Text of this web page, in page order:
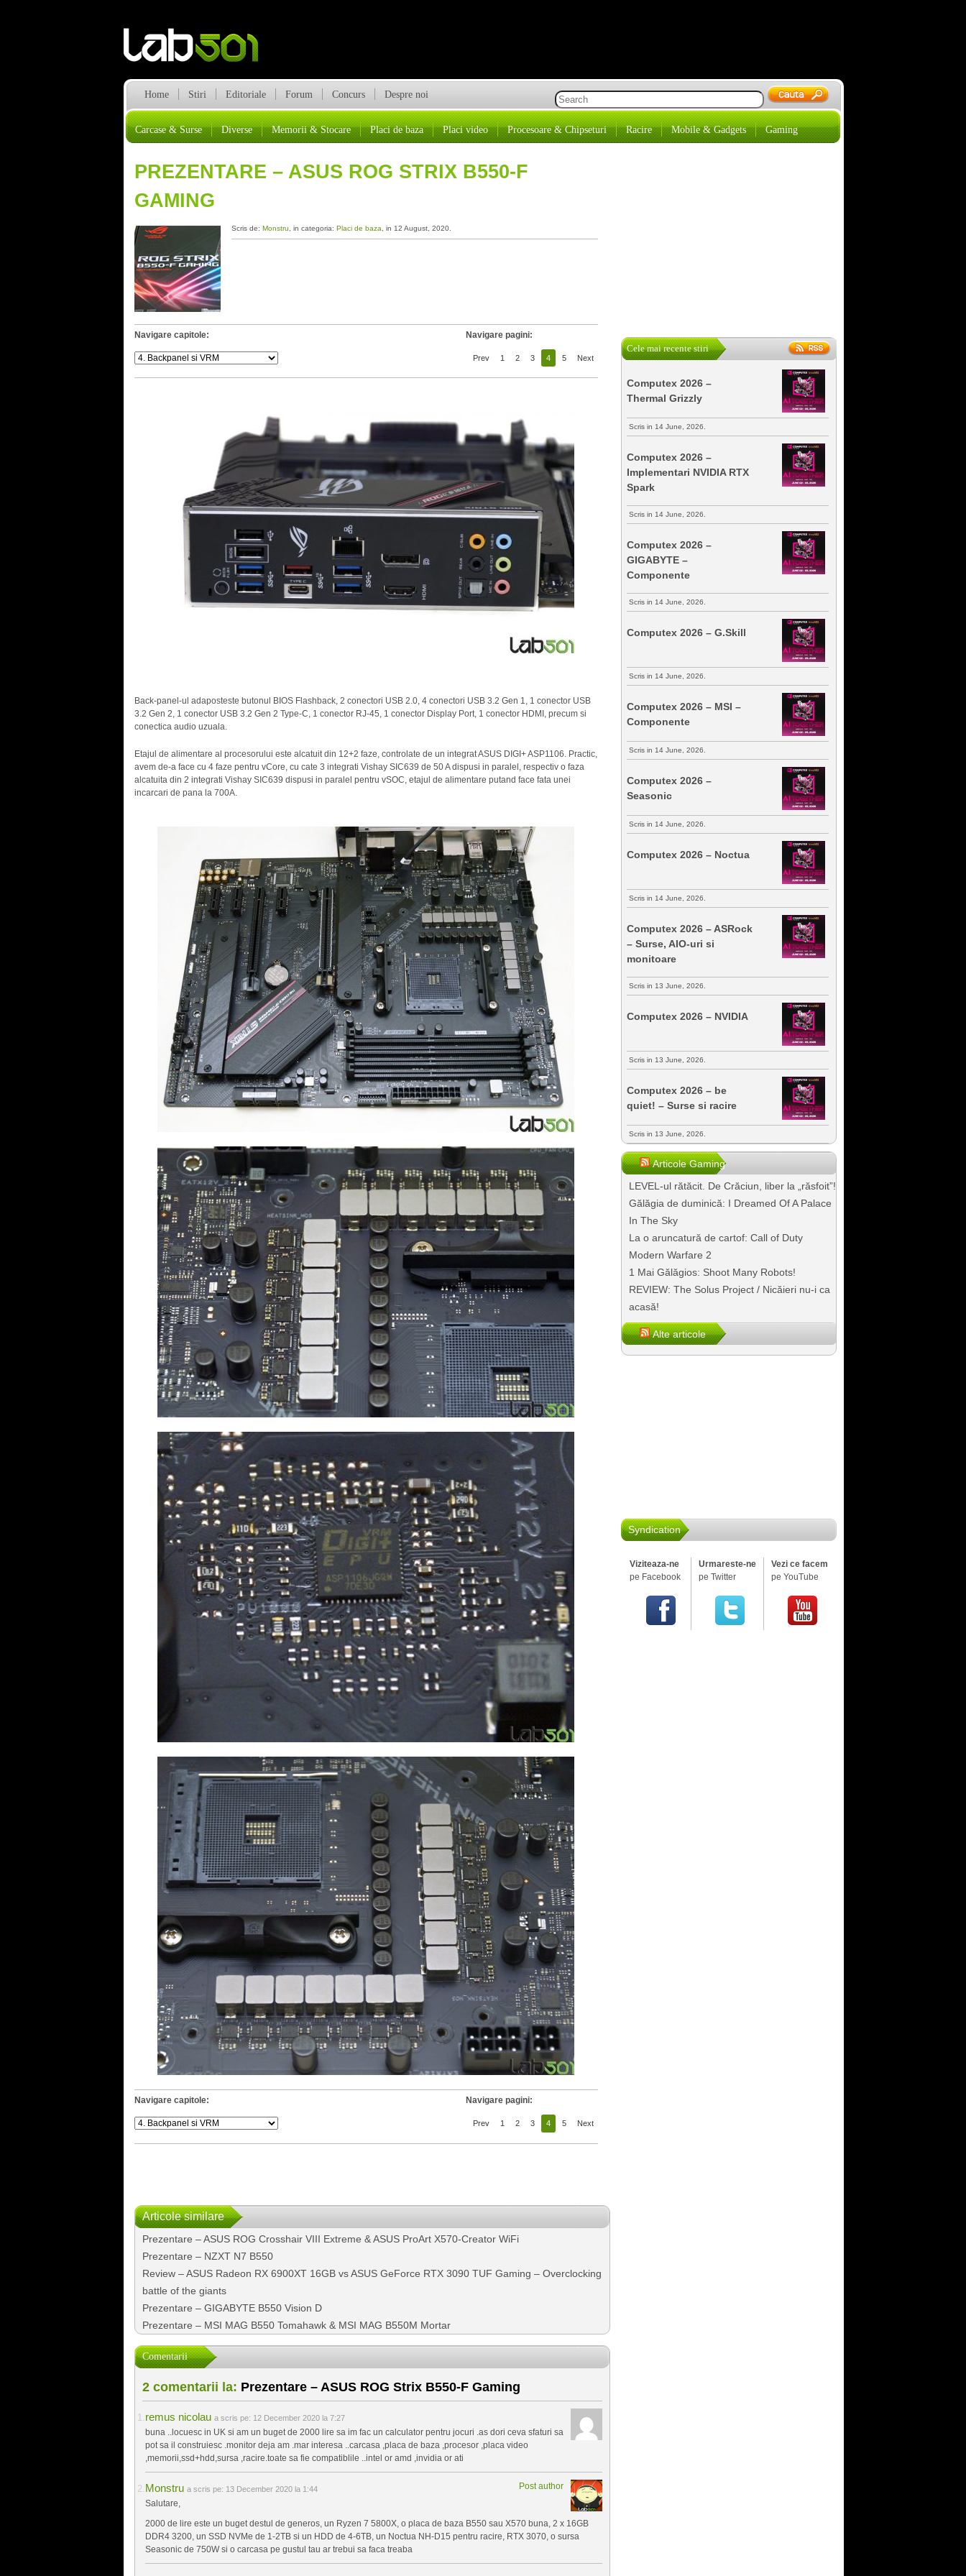
Home Stiri Editoriale Forum Concurs Despre noi
Carcase & Surse Diverse Memorii & Stocare Placi de baza Placi video Procesoare & Chipseturi Racire Mobile & Gadgets Gaming
PREZENTARE – ASUS ROG STRIX B550-F
GAMING
Scris de: Monstru , in categoria: Placi de baza , in 12 August, 2020.
Navigare capitole: Navigare pagini:
Prev 1 2 3 4 5 Next
Back-panel-ul adaposteste butonul BIOS Flashback, 2 conectori USB 2.0, 4 conectori USB 3.2 Gen 1, 1 conector USB
3.2 Gen 2, 1 conector USB 3.2 Gen 2 Type-C, 1 conector RJ-45, 1 conector Display Port, 1 conector HDMI, precum si
conectica audio uzuala.
Etajul de alimentare al procesorului este alcatuit din 12+2 faze, controlate de un integrat ASUS DIGI+ ASP1106. Practic,
avem de-a face cu 4 faze pentru vCore, cu cate 3 integrati Vishay SIC639 de 50 A dispusi in paralel, respectiv o faza
alcatuita din 2 integrati Vishay SIC639 dispusi in paralel pentru vSOC, etajul de alimentare putand face fata unei
incarcari de pana la 700A.
Navigare capitole: Navigare pagini:
Prev 1 2 3 4 5 Next
Articole similare
Prezentare – ASUS ROG Crosshair VIII Extreme & ASUS ProArt X570-Creator WiFi
Prezentare – NZXT N7 B550
Review – ASUS Radeon RX 6900XT 16GB vs ASUS GeForce RTX 3090 TUF Gaming – Overclocking
battle of the giants
Prezentare – GIGABYTE B550 Vision D
Prezentare – MSI MAG B550 Tomahawk & MSI MAG B550M Mortar
Comentarii
2 comentarii la: Prezentare – ASUS ROG Strix B550-F Gaming
remus nicolau a scris pe: 12 December 2020 la 7:27
buna ..locuesc in UK si am un buget de 2000 lire sa im fac un calculator pentru jocuri .as dori ceva sfaturi sa
pot sa il construiesc .monitor deja am .mar interesa ..carcasa ,placa de baza ,procesor ,placa video
,memorii,ssd+hdd,sursa ,racire.toate sa fie compatiblile ..intel or amd ,invidia or ati
Monstru Post author
a scris pe: 13 December 2020 la 1:44
Salutare,
2000 de lire este un buget destul de generos, un Ryzen 7 5800X, o placa de baza B550 sau X570 buna, 2 x 16GB
DDR4 3200, un SSD NVMe de 1-2TB si un HDD de 4-6TB, un Noctua NH-D15 pentru racire, RTX 3070, o sursa
Seasonic de 750W si o carcasa pe gustul tau ar trebui sa faca treaba
Cele mai recente stiri
Computex 2026 –
Thermal Grizzly
Scris in 14 June, 2026.
Computex 2026 –
Implementari NVIDIA RTX
Spark
Scris in 14 June, 2026.
Computex 2026 –
GIGABYTE –
Componente
Scris in 14 June, 2026.
Computex 2026 – G.Skill
Scris in 14 June, 2026.
Computex 2026 – MSI –
Componente
Scris in 14 June, 2026.
Computex 2026 –
Seasonic
Scris in 14 June, 2026.
Computex 2026 – Noctua
Scris in 14 June, 2026.
Computex 2026 – ASRock
– Surse, AIO-uri si
monitoare
Scris in 13 June, 2026.
Computex 2026 – NVIDIA
Scris in 13 June, 2026.
Computex 2026 – be
quiet! – Surse si racire
Scris in 13 June, 2026.
Articole Gaming
LEVEL-ul rătăcit. De Crăciun, liber la „răsfoit”!
Gălăgia de duminică: I Dreamed Of A Palace
In The Sky
La o aruncatură de cartof: Call of Duty
Modern Warfare 2
1 Mai Gălăgios: Shoot Many Robots!
REVIEW: The Solus Project / Nicăieri nu-i ca
acasă!
Alte articole
Syndication
Viziteaza-ne
pe Facebook
Urmareste-ne
pe Twitter
Vezi ce facem
pe YouTube